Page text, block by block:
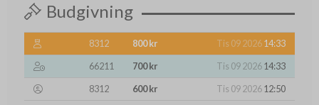
Budgivning
8312 800 kr Tis 09 202614:33
66211
700 kr Tis 09 202614:33
8312
600 kr Tis 09 202612:50